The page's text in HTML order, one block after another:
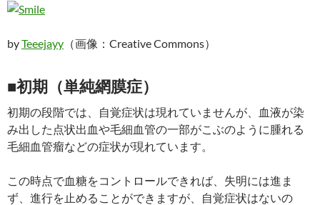
byTeeejayy （画像：Creative Commons）
■初期（単純網膜症）
初期の段階では、自覚症状は現れていませんが、血液が染
み出した点状出血や毛細血管の一部がこぶのように腫れる
毛細血管瘤などの症状が現れています。
この時点で血糖をコントロールできれば、失明には進ま
ず、進行を止めることができますが、自覚症状はないの